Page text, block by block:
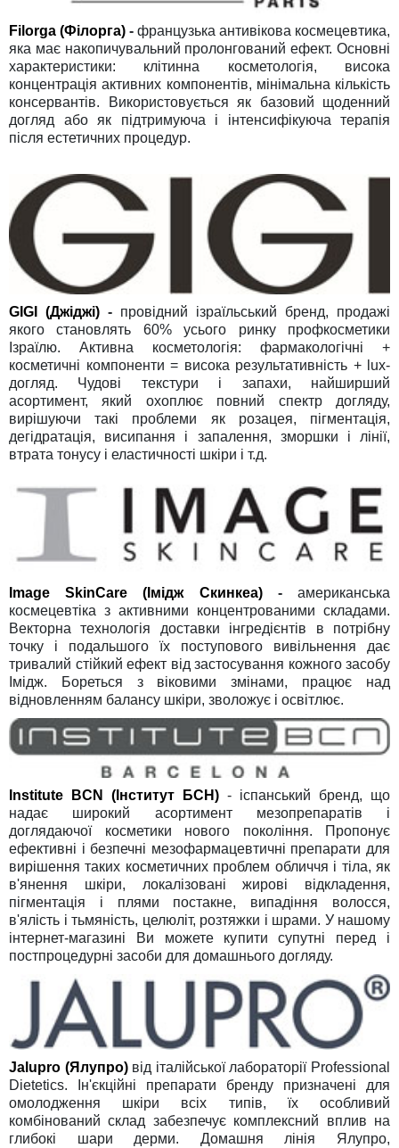
Filorga (Філорга) - французька антивікова космецевтика,
яка має накопичувальний пролонгований ефект. Основні
характеристики: клітинна косметологія, висока
концентрація активних компонентів, мінімальна кількість
консервантів. Використовується як базовий щоденний
догляд або як підтримуюча і інтенсифікуюча терапія
після естетичних процедур.
GIGI (Джіджі) - провідний ізраїльський бренд, продажі
якого становлять 60% усього ринку профкосметики
Ізраїлю. Активна косметологія: фармакологічні +
косметичні компоненти = висока результативність + lux-
догляд. Чудові текстури і запахи, найширший
асортимент, який охоплює повний спектр догляду,
вирішуючи такі проблеми як розацея, пігментація,
дегідратація, висипання і запалення, зморшки і лінії,
втрата тонусу і еластичності шкіри і т.д.
Image SkinCare (Імідж Скинкеа)-американська
космецевтіка з активними концентрованими складами.
Векторна технологія доставки інгредієнтів в потрібну
точку і подальшого їх поступового вивільнення дає
тривалий стійкий ефект від застосування кожного засобу
Імідж. Бореться з віковими змінами, працює над
відновленням балансу шкіри, зволожує і освітлює.
Institute BCN (Інститут БСН) - іспанський бренд, що
надає широкий асортимент мезопрепаратів і
доглядаючої косметики нового покоління. Пропонує
ефективні і безпечні мезофармацевтичні препарати для
вирішення таких косметичних проблем обличчя і тіла, як
в'янення шкіри, локалізовані жирові відкладення,
пігментація і плями постакне, випадіння волосся,
в'ялість і тьмяність, целюліт, розтяжки і шрами. У нашому
інтернет-магазині Ви можете купити супутні перед і
постпроцедурні засоби для домашнього догляду.
Jalupro (Ялупро)від італійської лабораторії Professional
Dietetics. Ін'єкційні препарати бренду призначені для
омолодження шкіри всіх типів, їх особливий
комбінований склад забезпечує комплексний вплив на
глибокі шари дерми. Домашня лінія Ялупро,